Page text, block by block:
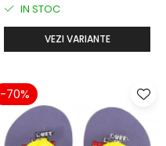
IN STOC
VEZI VARIANTE
-70%